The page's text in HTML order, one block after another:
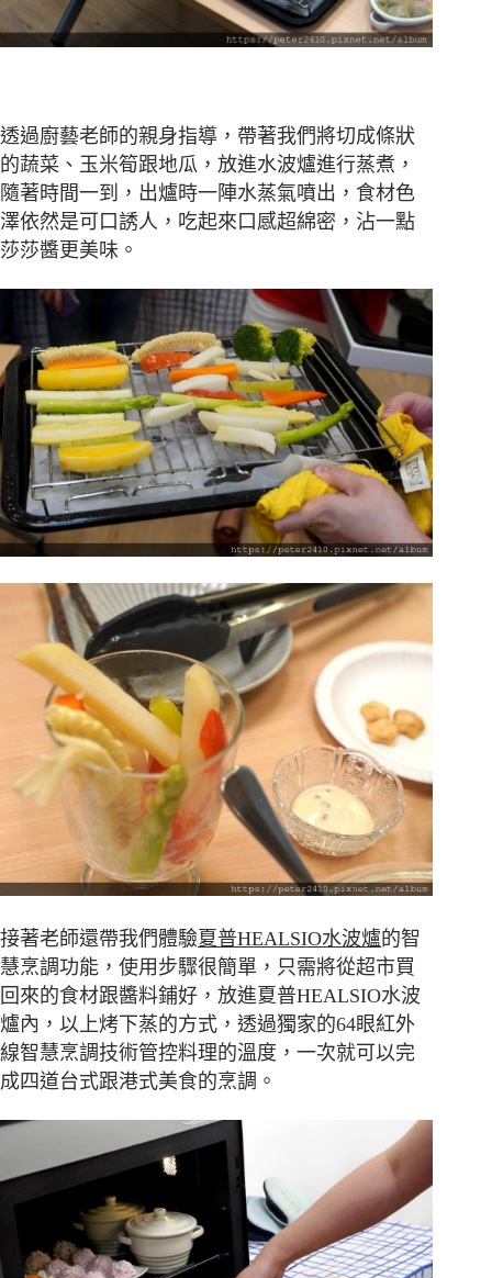
透過廚藝老師的親身指導，帶著我們將切成條狀
的蔬菜、玉米筍跟地瓜，放進水波爐進行蒸煮，
隨著時間一到，出爐時一陣水蒸氣噴出，食材色
澤依然是可口誘人，吃起來口感超綿密，沾一點
莎莎醬更美味。
接著老師還帶我們體驗夏普HEALSIO水波爐的智
慧烹調功能，使用步驟很簡單，只需將從超市買
回來的食材跟醬料鋪好，放進夏普HEALSIO水波
爐內，以上烤下蒸的方式，透過獨家的64眼紅外
線智慧烹調技術管控料理的溫度，一次就可以完
成四道台式跟港式美食的烹調。